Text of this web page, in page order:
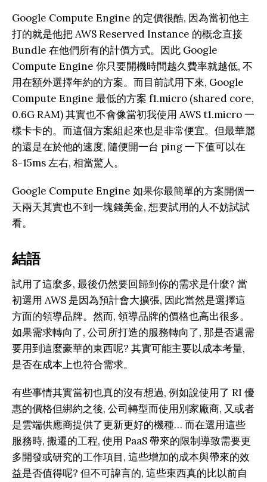
Google Compute Engine 的定價很酷, 因為當初他主
打的就是他把 AWS Reserved Instance 的概念直接
Bundle 在他們所有的計價方式。因此 Google
Compute Engine 你只要開機時間越久費率就越低, 不
用在額外選擇年約的方案。而目前試用下來, Google
Compute Engine 最低的方案 f1.micro (shared core,
0.6G RAM) 其實也不會像當初我使用 AWS t1.micro 一
樣卡卡的。而這個方案組起來也是非常便宜。但最華麗
的還是在於他的速度, 隨便開一台 ping 一下值可以在
8-15ms 左右, 相當驚人。
Google Compute Engine 如果你最簡單的方案開個一
天兩天其實也不到一塊錢美金, 想要試用的人不妨試試
看。
結語
試用了這麼多, 最後仍然要回歸到你的需求是什麼? 當
初選用 AWS 是因為預計會大擴張, 因此當然是選擇這
方面的領導品牌。然而, 領導品牌的價格也高出很多。
如果需求轉向了, 公司所打造的服務轉向了, 那是否還需
要用到這麼豪華的東西呢? 其實可能主要以成本考量,
是否在成本上也符合需求。
有些事情其實當初也真的沒有想過, 例如說使用了 RI 優
惠的價格但綁約之後, 公司轉型而使用別家廠商, 又或者
是雲端供應商提供了更新更好的機種… 而在選用這些
服務時, 搬遷的工程, 使用 PaaS 帶來的限制導致需要更
多開發或研究的工作項目, 這些增加的成本與帶來的效
益是否值得呢? 但不可諱言的, 這些東西真的比以前自